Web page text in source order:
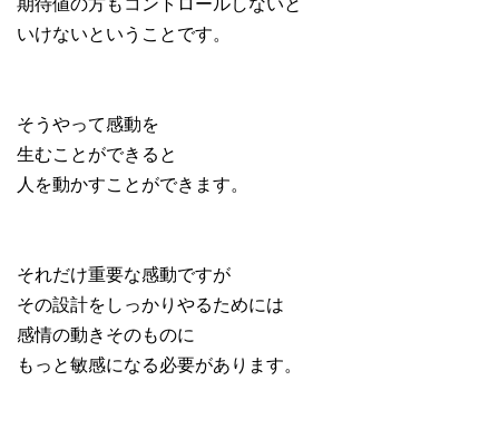
いけないということです。
そうやって感動を
生むことができると
人を動かすことができます。
それだけ重要な感動ですが
その設計をしっかりやるためには
感情の動きそのものに
もっと敏感になる必要があります。